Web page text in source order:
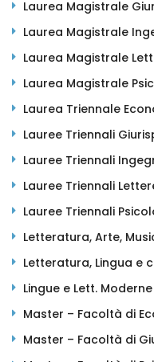
Laurea Magistrale
Laurea Magistrale
Laurea Magistrale
Laurea Magistrale
Laurea Triennale
Lauree Triennali
Lauree Triennali
Lauree Triennali
Lauree Triennali
Letteratura, Arte,
Letteratura, Lingua e
Lingue e Lett.
Master – Facoltà di
Master – Facoltà di